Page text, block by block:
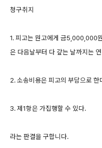
청구취지
1. 피고는 원고에게 금5,000,000
은 다음날부터 다 갚는 날까지는
2. 소송비용은 피고의 부담으로 한
3. 제1항은 가집행할 수 있다.
라는 판결을 구합니다.